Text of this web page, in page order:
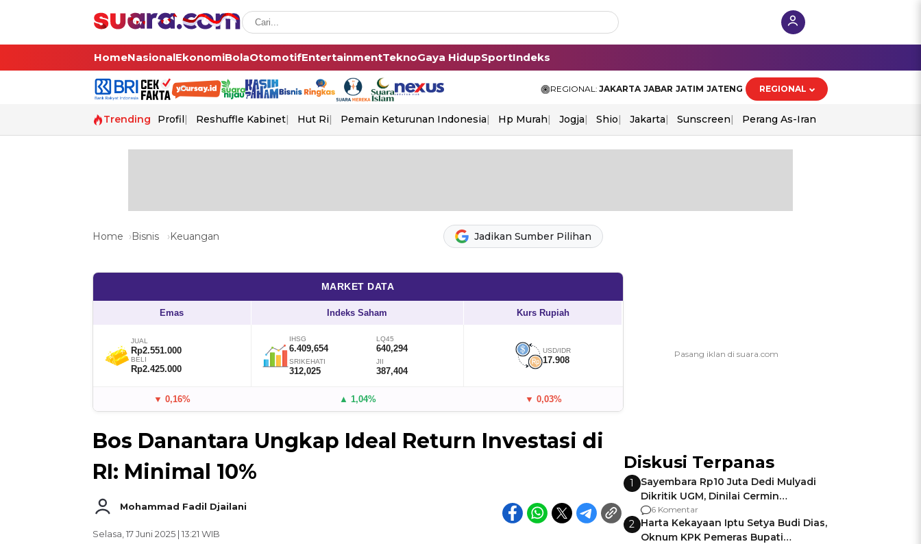
HomeNasionalEkonomiBolaOtomotifEntertainmentTeknoGaya HidupSportIndeks
REGIONAL: JAKARTA JABAR JATIM JATENG REGIONAL
Trending Profil Reshuffle Kabinet Hut Ri Pemain Keturunan Indonesia Hp Murah Jogja Shio Jakarta Sunscreen Perang As-Iran
Home Bisnis Keuangan Jadikan Sumber Pilihan
MARKET DATA
Emas Indeks Saham Kurs Rupiah
JUAL
Rp2.551.000
BELI
Rp2.425.000
IHSG
6.409,654
LQ45
640,294
SRIKEHATI
312,025
JII
387,404
USD/IDR
17.908
▼ 0,16% ▲ 1,04% ▼ 0,03%
Bos Danantara Ungkap Ideal Return Investasi di
RI: Minimal 10%
Mohammad Fadil Djailani
Selasa, 17 Juni 2025 | 13:21 WIB
Diskusi Terpanas
1
Sayembara Rp10 Juta Dedi Mulyadi
Dikritik UGM, Dinilai Cermin
Gagalnya Negara Jamin Keamanan
6 Komentar
2 Harta Kekayaan Iptu Setya Budi Dias,
Oknum KPK Pemeras Bupati